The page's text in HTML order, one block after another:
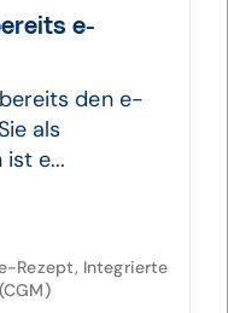
e-
den e-
als
e...
Rezept, Integrierte